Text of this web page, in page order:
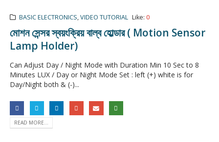
BASIC ELECTRONICS,VIDEO TUTORIAL Like: 0
মোশন সেন্সর স্বয়ংক্রিয় বাল্ব হোল্ডার ( Motion Sensor
Lamp Holder)
Can Adjust Day / Night Mode with Duration Min 10 Sec to 8
Minutes LUX / Day or Night Mode Set : left (+) white is for
Day/Night both & (-)...
READ MORE...